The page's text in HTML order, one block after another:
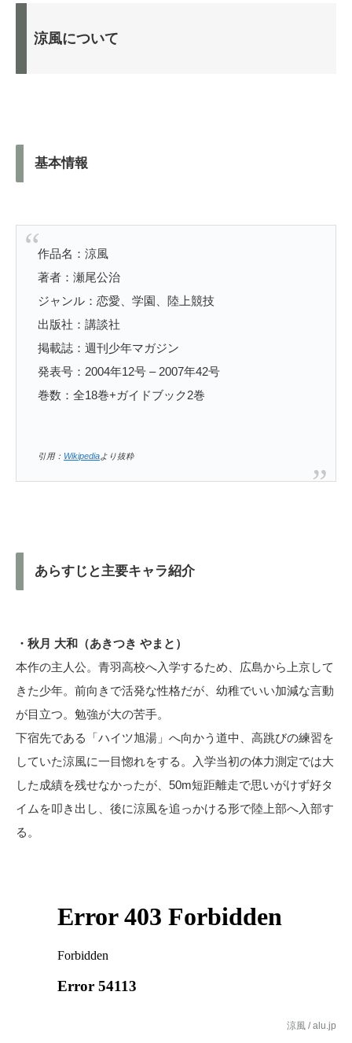
涼風について
基本情報
作品名：涼風
著者：瀬尾公治
ジャンル：恋愛、学園、陸上競技
出版社：講談社
掲載誌：週刊少年マガジン
発表号：2004年12号 – 2007年42号
巻数：全18巻+ガイドブック2巻
引用： Wikipediaより抜粋
あらすじと主要キャラ紹介
・秋月 大和（あきつき やまと）
本作の主人公。青羽高校へ入学するため、広島から上京して
きた少年。前向きで活発な性格だが、幼稚でいい加減な言動
が目立つ。勉強が大の苦手。
下宿先である「ハイツ旭湯」へ向かう道中、高跳びの練習を
していた涼風に一目惚れをする。入学当初の体力測定では大
した成績を残せなかったが、50m短距離走で思いがけず好タ
イムを叩き出し、後に涼風を追っかける形で陸上部へ入部す
る。
涼風 / alu.jp